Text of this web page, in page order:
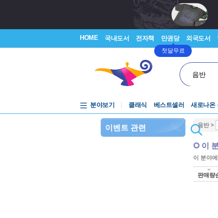
HOME 국내도서 전자책 만권당
첫달무료
외국도서
음반
분야보기 클래식 베스트셀러 새로나온
이벤트 관련 음반>
이
이 분야
판매량